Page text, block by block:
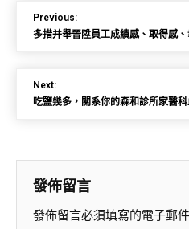
Previous:
多措并舉晉陞員工成績感、取得感
Next:
吃鹽幾多，關系你的森和診所家醫
發佈留言
發佈留言必須填寫的電子郵